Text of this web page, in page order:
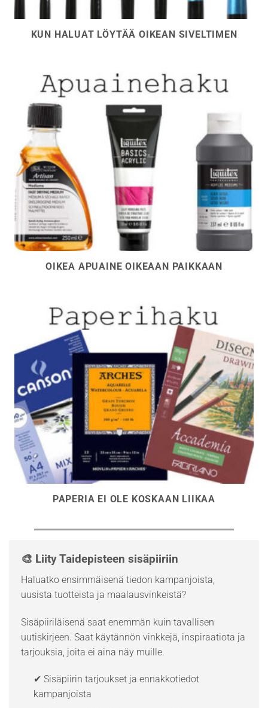
KUN HALUAT LÖYTÄÄ OIKEAN SIVELTIMEN
OIKEA APUAINE OIKEAAN PAIKKAAN
PAPERIA EI OLE KOSKAAN LIIKAA
🎨 Liity Taidepisteen sisäpiiriin
Haluatko ensimmäisenä tiedon kampanjoista,
uusista tuotteista ja maalausvinkeistä?
Sisäpiiriläisenä saat enemmän kuin tavallisen
uutiskirjeen. Saat käytännön vinkkejä, inspiraatiota ja
tarjouksia, joita ei aina näy muille.
✔ Sisäpiirin tarjoukset ja ennakkotiedot
kampanjoista